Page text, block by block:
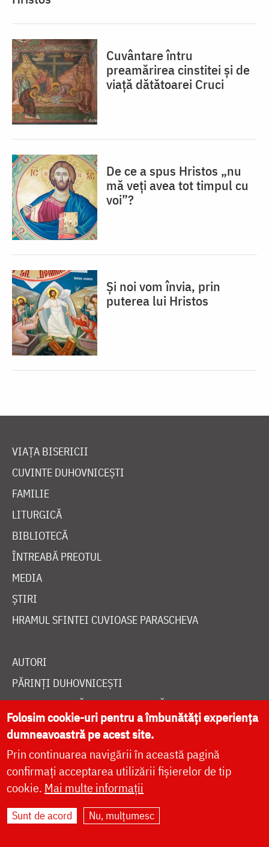
Cuvântare întru
preamărirea cinstitei și de
viață dătătoarei Cruci
De ce a spus Hristos „nu
mă veţi avea tot timpul cu
voi”?
Și noi vom învia, prin
puterea lui Hristos
VIAȚA BISERICII
CUVINTE DUHOVNICEȘTI
FAMILIE
LITURGICĂ
BIBLIOTECĂ
ÎNTREABĂ PREOTUL
MEDIA
ȘTIRI
HRAMUL SFINTEI CUVIOASE PARASCHEVA
AUTORI
PĂRINȚI DUHOVNICEȘTI
MAICI CU VIAȚĂ DUHOVNICEASCĂ
TEMATICĂ
SINAXAR ALFABETIC
MĂNĂSTIRI ȘI BISERICI
CALENDAR ORTODOX
WIDGET DOXOLOGIA
Folosim cookie-uri pentru a îmbunătăți experiența
dumneavoastră pe acest site.
Prin continuarea navigării în această pagină
confirmați acceptarea utilizării fișierelor de tip
cookie. Mai multe informații
Sunt de acord Nu, mulțumesc